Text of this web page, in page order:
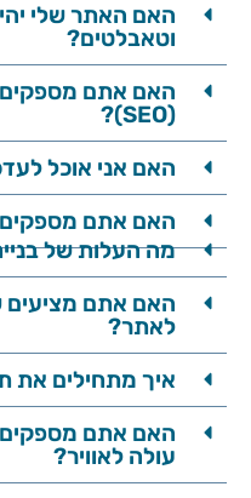
האם האתר שלי
וטאבלטים?
האם אתם מספקים
(SEO)?
האם אני אוכל
האם אתם
מה העלות של
האם אתם מציעים
לאתר?
איך מתחילים את
האם אתם
עולה לאוויר?